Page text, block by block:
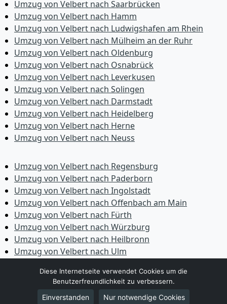
Umzug von Velbert nach Saarbrücken
Umzug von Velbert nach Hamm
Umzug von Velbert nach Ludwigshafen am Rhein
Umzug von Velbert nach Mülheim an der Ruhr
Umzug von Velbert nach Oldenburg
Umzug von Velbert nach Osnabrück
Umzug von Velbert nach Leverkusen
Umzug von Velbert nach Solingen
Umzug von Velbert nach Darmstadt
Umzug von Velbert nach Heidelberg
Umzug von Velbert nach Herne
Umzug von Velbert nach Neuss
Umzug von Velbert nach Regensburg
Umzug von Velbert nach Paderborn
Umzug von Velbert nach Ingolstadt
Umzug von Velbert nach Offenbach am Main
Umzug von Velbert nach Fürth
Umzug von Velbert nach Würzburg
Umzug von Velbert nach Heilbronn
Umzug von Velbert nach Ulm
Umzug von Velbert nach Wolfsburg
Umzug von Velbert nach Göttingen
Diese Internetseite verwendet Cookies um die
Benutzerfreundlichkeit zu verbessern.
Einverstanden Nur notwendige Cookies